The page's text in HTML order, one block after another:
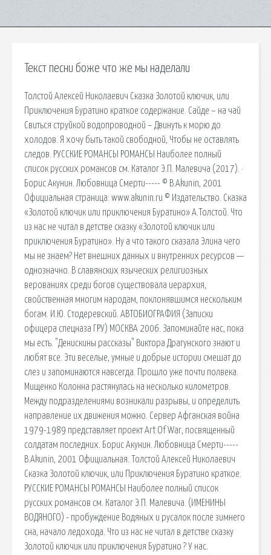
Текст песни боже что же мы наделали
Толстой Алексей Николаевич Сказка Золотой ключик, или
Приключения Буратино краткое содержание. Сайде – на чай
Свиться струйкой водопроводной – Двинуть к морю до
холодов. Я хочу быть такой свободной, Чтобы не оставлять
следов. РУССКИЕ РОМАНСЫ РОМАНСЫ Наиболее полный
список русских романсов см. Каталог Э.П. Малевича (2017). ·
Борис Акунин. Любовница Смерти----- © B.Akunin, 2001
Официальная страница: www.akunin.ru © Издательство. Сказка
«Золотой ключик или приключения Буратино» А.Толстой. Что
из нас не читал в детстве сказку «Золотой ключик или
приключения Буратино». Ну а что такого сказала Элина чего
мы не знаем? Нет внешних данных и внутренних ресурсов —
однозначно. В славянских языческих религиозных
верованиях среди богов существовала иерархия,
свойственная многим народам, поклонявшимся нескольким
богам. И.Ю. Стодеревский. АВТОБИОГРАФИЯ (Записки
офицера спецназа ГРУ) МОСКВА 2006. Запоминайте нас, пока
мы есть. "Денискины рассказы" Виктора Драгунского знают и
любят все. Эти веселые, умные и добрые истории смешат до
слез и запоминаются навсегда. Прошло уже почти полвека.
Мищенко Колонна растянулась на несколько километров.
Между подразделениями возникали разрывы, и определить
направление их движения можно. Сервер Афганская война
1979-1989 представляет проект Art Of War, посвященный
солдатам последних. Борис Акунин. Любовница Смерти-----
B.Akunin, 2001 Официальная. Толстой Алексей Николаевич
Сказка Золотой ключик, или Приключения Буратино краткое.
РУССКИЕ РОМАНСЫ РОМАНСЫ Наиболее полный список
русских романсов см. Каталог Э.П. Малевича. (ИМЕНИНЫ
ВОДЯНОГО) - пробуждение Водяных и русалок после зимнего
сна, начало ледохода. Что из нас не читал в детстве сказку
Золотой ключик или приключения Буратино ? У нас.